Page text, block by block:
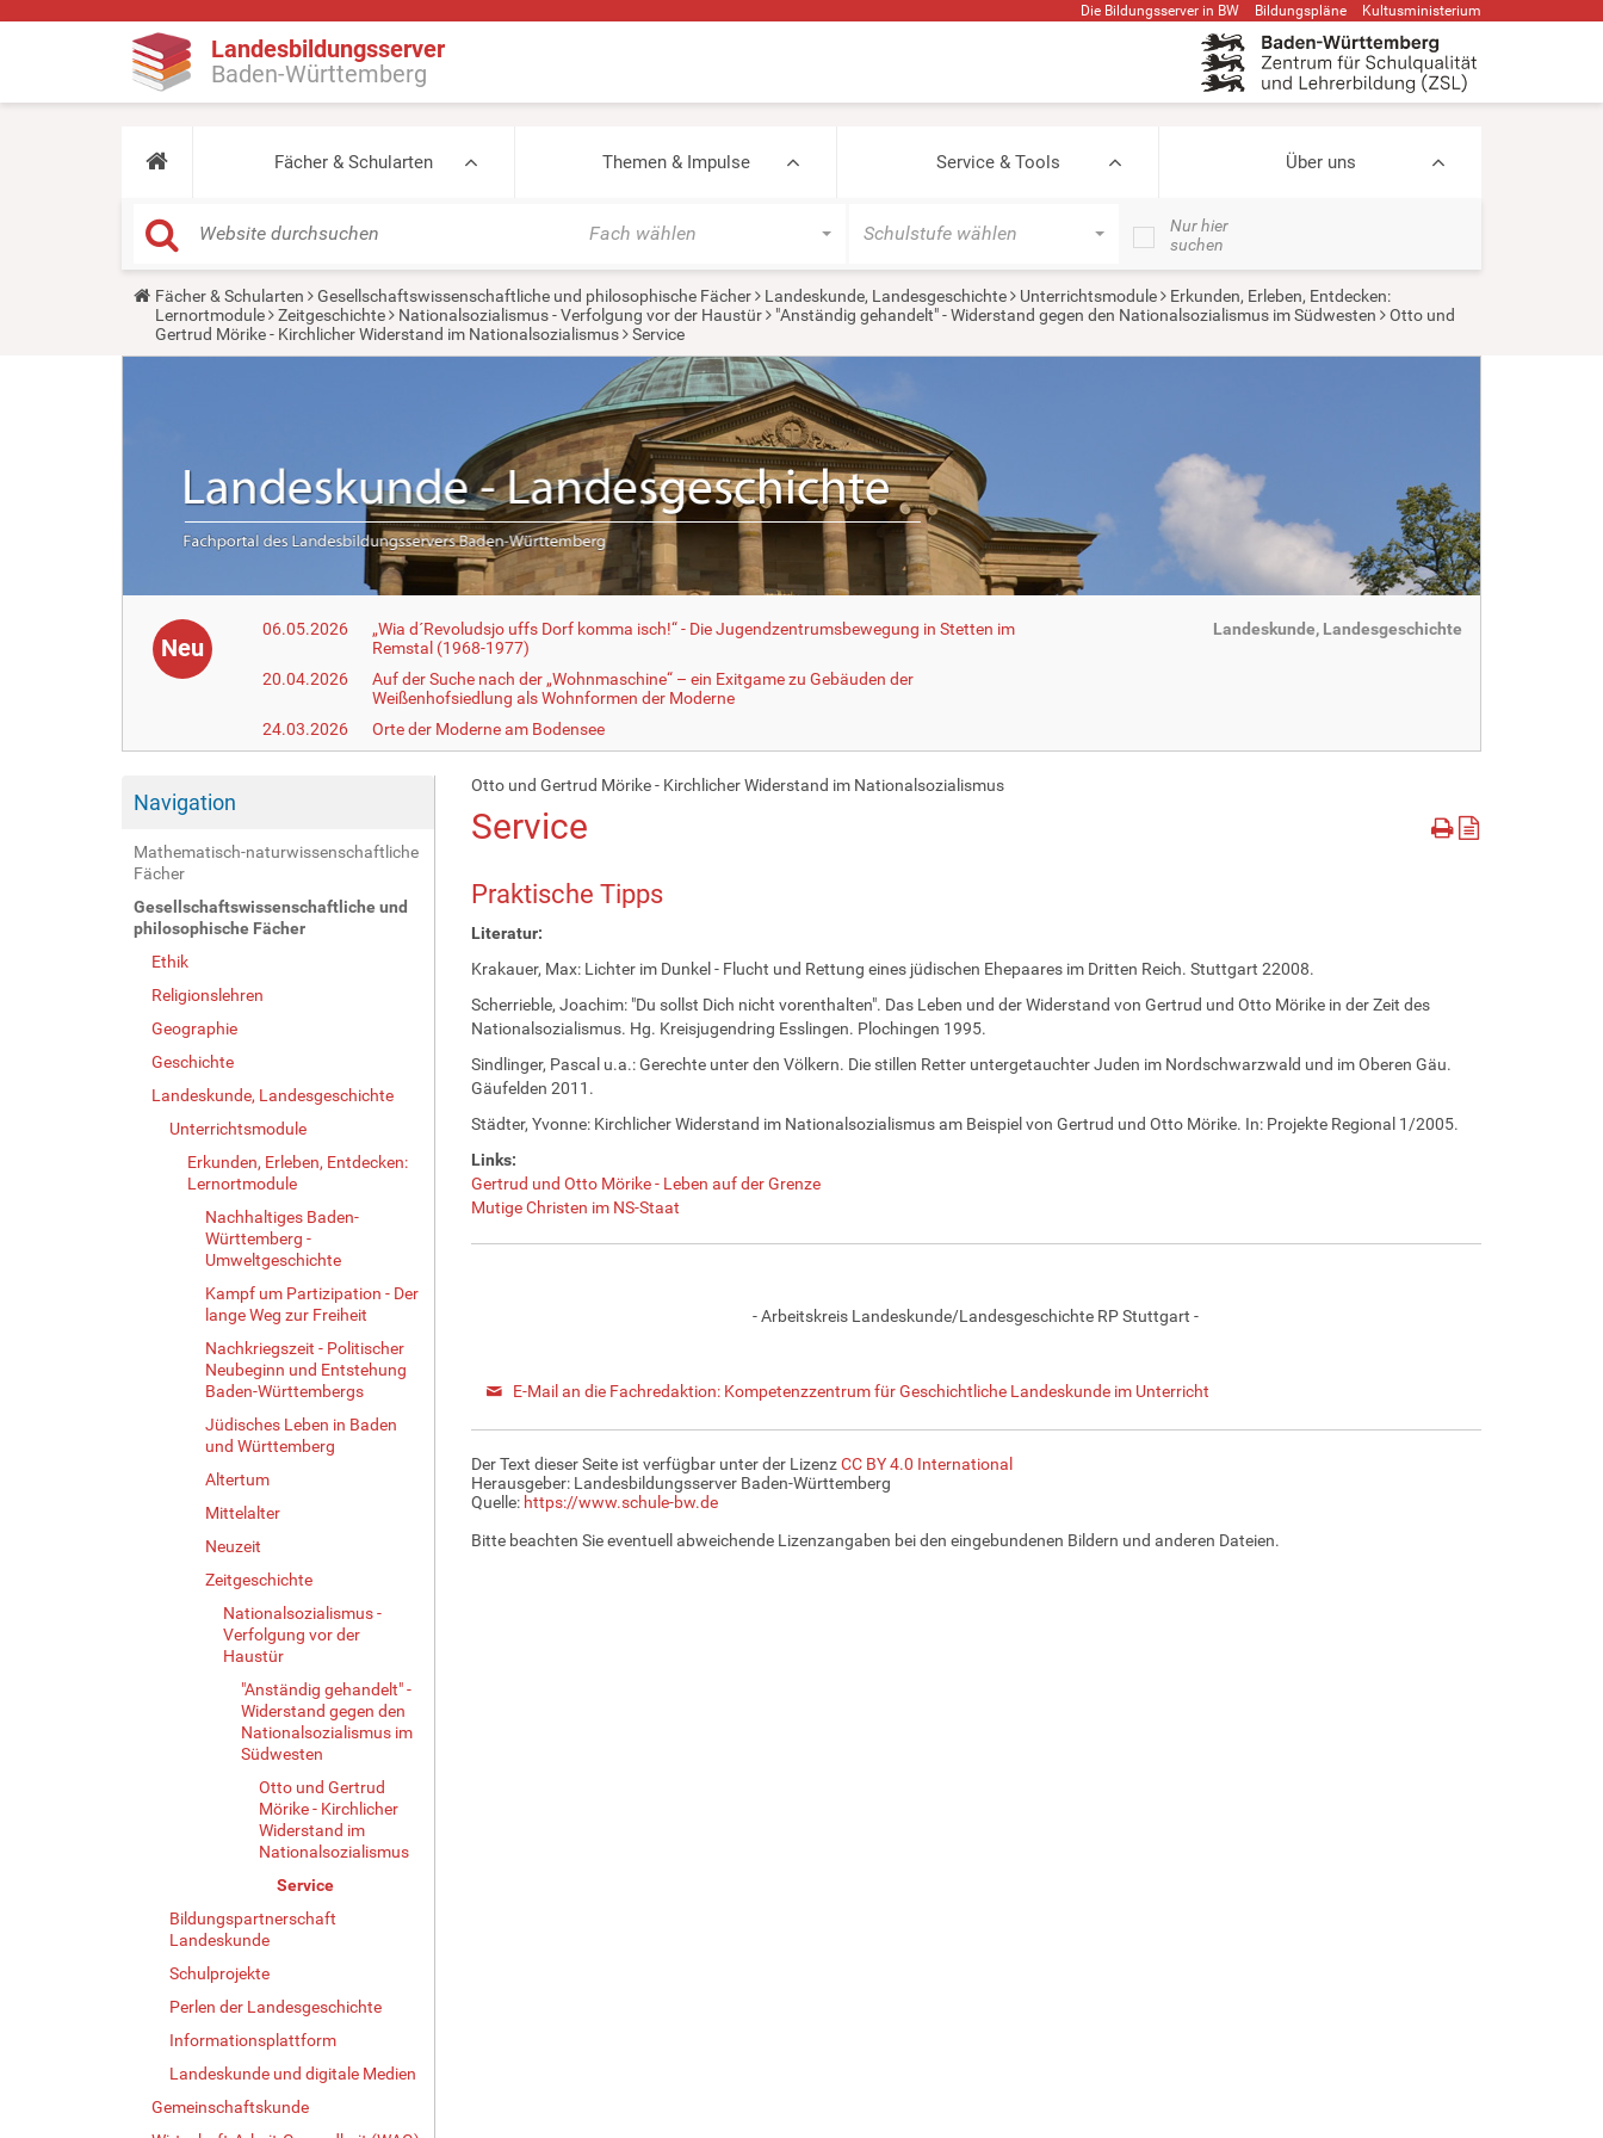
Die Bildungsserver in BW Bildungspläne Kultusministerium
Landesbildungsserver
Baden-Württemberg
Fächer & Schularten Themen & Impulse Service & Tools Über uns
Fach wählen Schulstufe wählen
Nur hier
suchen
Y
a
Fächer & Schularten Gesellschaftswissenschaftliche und philosophische Fächer Landeskunde, Landesgeschichte Unterrichtsmodule
Erkunden, Erleben, Entdecken:
Lernortmodule
Zeitgeschichte Nationalsozialismus - Verfolgung vor der Haustür "Anständig gehandelt" - Widerstand gegen den Nationalsozialismus im Südwesten
Otto und
Gertrud Mörike - Kirchlicher Widerstand im Nationalsozialismus
Service
Neu
06.05.2026
„Wia d´Revoludsjo uffs Dorf komma isch!“ - Die Jugendzentrumsbewegung in Stetten im
Remstal (1968-1977)
20.04.2026
Auf der Suche nach der „Wohnmaschine“ – ein Exitgame zu Gebäuden der
Weißenhofsiedlung als Wohnformen der Moderne
24.03.2026
Orte der Moderne am Bodensee
Landeskunde, Landesgeschichte
Navigation
Mathematisch-naturwissenschaftliche
Fächer
Gesellschaftswissenschaftliche und
philosophische Fächer
Ethik
Religionslehren
Geographie
Geschichte
Landeskunde, Landesgeschichte
Unterrichtsmodule
Erkunden, Erleben, Entdecken:
Lernortmodule
Nachhaltiges Baden-
Württemberg -
Umweltgeschichte
Kampf um Partizipation - Der
lange Weg zur Freiheit
Nachkriegszeit - Politischer
Neubeginn und Entstehung
Baden-Württembergs
Jüdisches Leben in Baden
und Württemberg
Altertum
Mittelalter
Neuzeit
Zeitgeschichte
Nationalsozialismus -
Verfolgung vor der
Haustür
"Anständig gehandelt" -
Widerstand gegen den
Nationalsozialismus im
Südwesten
Otto und Gertrud
Mörike - Kirchlicher
Widerstand im
Nationalsozialismus
Service
Bildungspartnerschaft
Landeskunde
Schulprojekte
Perlen der Landesgeschichte
Informationsplattform
Landeskunde und digitale Medien
Gemeinschaftskunde
Otto und Gertrud Mörike - Kirchlicher Widerstand im Nationalsozialismus
Service
Praktische Tipps
Literatur:
Krakauer, Max: Lichter im Dunkel - Flucht und Rettung eines jüdischen Ehepaares im Dritten Reich. Stuttgart 22008.
Scherrieble, Joachim: "Du sollst Dich nicht vorenthalten". Das Leben und der Widerstand von Gertrud und Otto Mörike in der Zeit des
Nationalsozialismus. Hg. Kreisjugendring Esslingen. Plochingen 1995.
Sindlinger, Pascal u.a.: Gerechte unter den Völkern. Die stillen Retter untergetauchter Juden im Nordschwarzwald und im Oberen Gäu.
Gäufelden 2011.
Städter, Yvonne: Kirchlicher Widerstand im Nationalsozialismus am Beispiel von Gertrud und Otto Mörike. In: Projekte Regional 1/2005.
Links:
Gertrud und Otto Mörike - Leben auf der Grenze
Mutige Christen im NS-Staat
- Arbeitskreis Landeskunde/Landesgeschichte RP Stuttgart -
E-Mail an die Fachredaktion: Kompetenzzentrum für Geschichtliche Landeskunde im Unterricht
Der Text dieser Seite ist verfügbar unter der LizenzCC BY 4.0 International
Herausgeber: Landesbildungsserver Baden-Württemberg
Quelle: https://www.schule-bw.de
Bitte beachten Sie eventuell abweichende Lizenzangaben bei den eingebundenen Bildern und anderen Dateien.